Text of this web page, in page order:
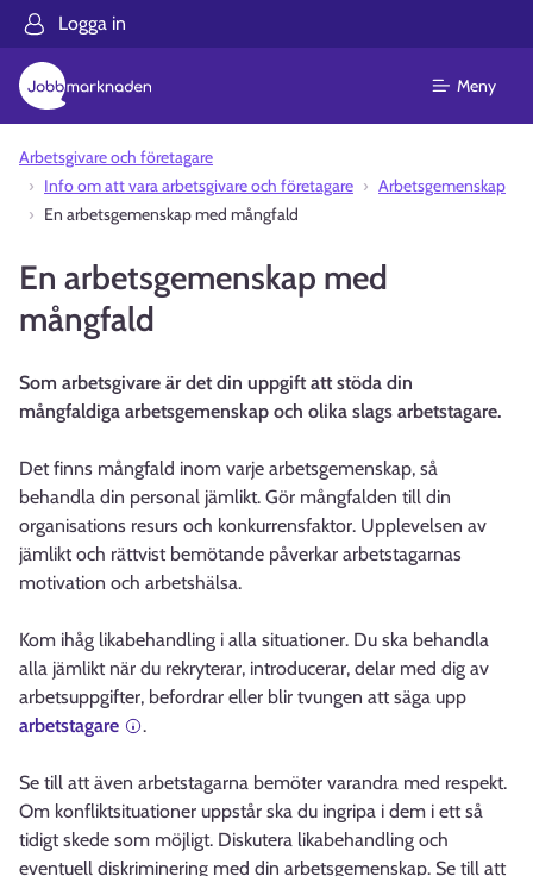
Logga in
Meny
Arbetsgivare och företagare
Info om att vara arbetsgivare och företagare
Arbetsgemenskap
En arbetsgemenskap med mångfald
En arbetsgemenskap med
mångfald
Som arbetsgivare är det din uppgift att stöda din
mångfaldiga arbetsgemenskap och olika slags arbetstagare.
Det finns mångfald inom varje arbetsgemenskap, så
behandla din personal jämlikt. Gör mångfalden till din
organisations resurs och konkurrensfaktor. Upplevelsen av
jämlikt och rättvist bemötande påverkar arbetstagarnas
motivation och arbetshälsa.
Kom ihåg likabehandling i alla situationer. Du ska behandla
alla jämlikt när du rekryterar, introducerar, delar med dig av
arbetsuppgifter, befordrar eller blir tvungen att säga upp
arbetstagare
.
Se till att även arbetstagarna bemöter varandra med respekt.
Om konfliktsituationer uppstår ska du ingripa i dem i ett så
tidigt skede som möjligt. Diskutera likabehandling och
eventuell diskriminering med din arbetsgemenskap. Se till att